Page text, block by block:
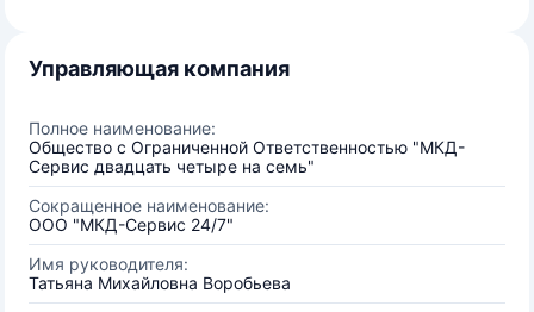
Управляющая компания
Полное наименование:
Общество с Ограниченной Ответственностью "МКД-
Сервис двадцать четыре на семь"
Сокращенное наименование:
ООО "МКД-Сервис 24/7"
Имя руководителя:
Татьяна Михайловна Воробьева